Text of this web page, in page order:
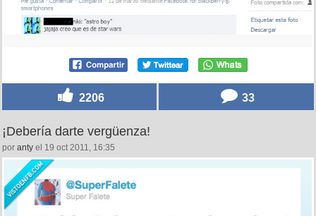
2206 33
¡Debería darte vergüenza!
por anty el 19 oct 2011, 16:35